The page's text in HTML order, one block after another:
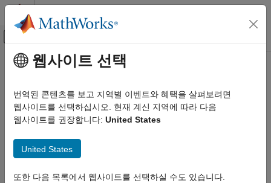
콘텐츠로 바로 가기
오프캔버스 탐색 메뉴 토글
문서 홈
카테고리
C2000 Microcontroller Blockset
Control System Toolbox
Fuzzy Logic Toolbox
Model Predictive Control Toolbox
주요 콘텐츠
웹사이트 선택
번역된 콘텐츠를 보고 지역별 이벤트와 혜택을 살펴보려면
웹사이트를 선택하십시오. 현재 계신 지역에 따라 다음
웹사이트를 권장합니다: United States
United States
또한 다음 목록에서 웹사이트를 선택하실 수도 있습니다.